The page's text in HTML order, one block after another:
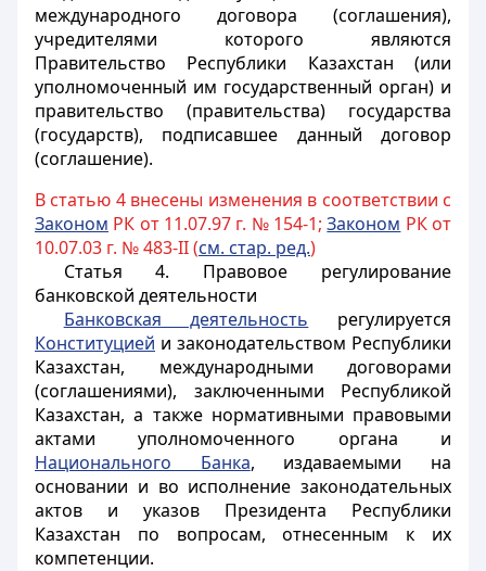
международного договора (соглашения),
учредителями которого являются
Правительство Республики Казахстан (или
уполномоченный им государственный орган) и
правительство (правительства) государства
(государств), подписавшее данный договор
(соглашение).
В статью 4 внесены изменения в соответствии с
Законом РК от 11.07.97 г. № 154-1;Законом РК от
10.07.03 г. № 483-II (см. стар. ред.)
Статья 4. Правовое регулирование
банковской деятельности
Банковская деятельность регулируется
Конституцией и законодательством Республики
Казахстан, международными договорами
(соглашениями), заключенными Республикой
Казахстан, а также нормативными правовыми
актами уполномоченного органа и
Национального Банка, издаваемыми на
основании и во исполнение законодательных
актов и указов Президента Республики
Казахстан по вопросам, отнесенным к их
компетенции.